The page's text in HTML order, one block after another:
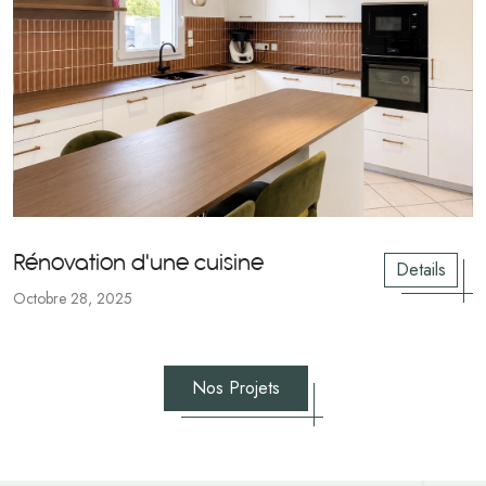
Rénovation d'une cuisine
Octobre 28, 2025
Details
Nos Projets